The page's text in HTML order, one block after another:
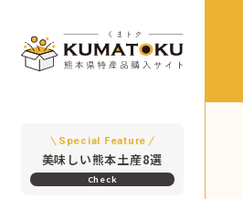
Special Feature
美味しい熊本土産8選